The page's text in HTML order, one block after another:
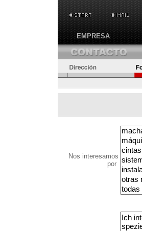
EMPRESA
Nos interesamos
por